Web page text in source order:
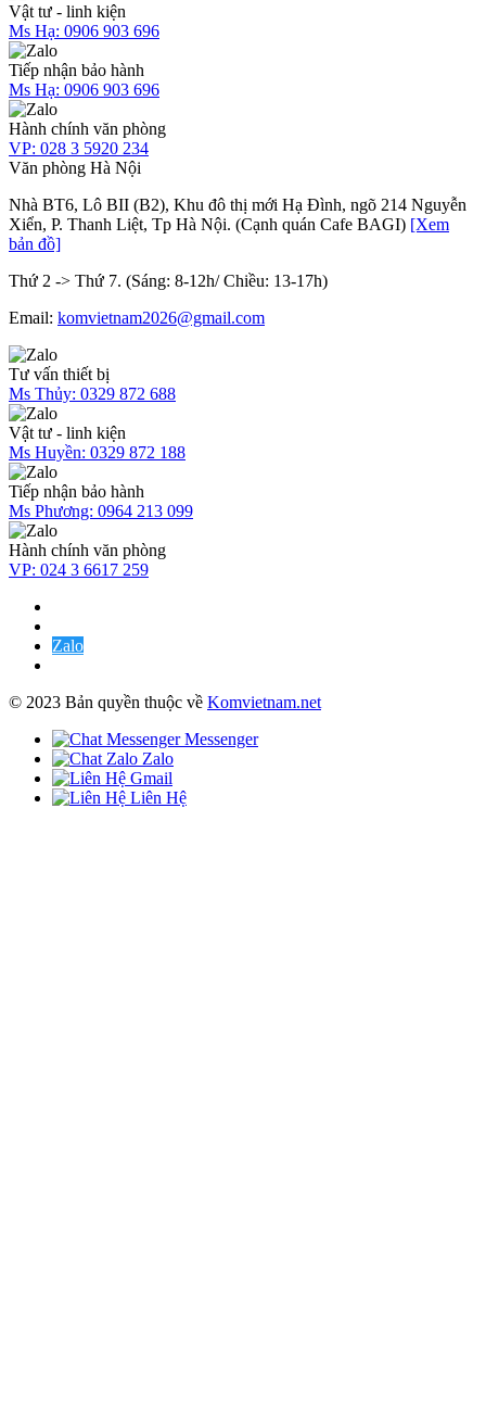
Vật tư - linh kiện
Ms Hạ: 0906 903 696
Tiếp nhận bảo hành
Ms Hạ: 0906 903 696
Hành chính văn phòng
VP: 028 3 5920 234
Văn phòng Hà Nội
Nhà BT6, Lô BII (B2), Khu đô thị mới Hạ Đình, ngõ 214 Nguyễn
Xiển, P. Thanh Liệt, Tp Hà Nội. (Cạnh quán Cafe BAGI) [Xem
bản đồ]
Thứ 2 -> Thứ 7. (Sáng: 8-12h/ Chiều: 13-17h)
Email: komvietnam2026@gmail.com
Tư vấn thiết bị
Ms Thủy: 0329 872 688
Vật tư - linh kiện
Ms Huyền: 0329 872 188
Tiếp nhận bảo hành
Ms Phương: 0964 213 099
Hành chính văn phòng
VP: 024 3 6617 259
Zalo
© 2023 Bản quyền thuộc về Komvietnam.net
Messenger
Zalo
Gmail
Liên Hệ